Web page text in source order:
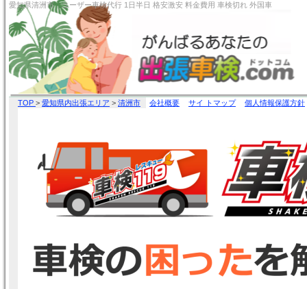
愛知県清洲市 ユーザー車検代行 1日半日 格安激安 料
TOP > 愛知県内出張エリア > 清洲市 会社概要 サイ トマップ 個人情報保護方針